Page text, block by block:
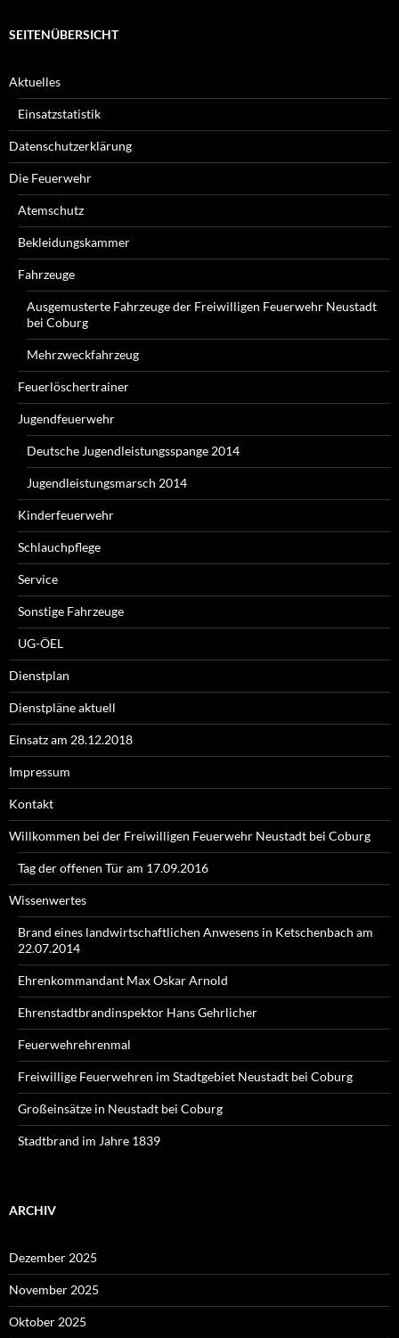
SEITENÜBERSICHT
Aktuelles
Einsatzstatistik
Datenschutzerklärung
Die Feuerwehr
Atemschutz
Bekleidungskammer
Fahrzeuge
Ausgemusterte Fahrzeuge der Freiwilligen Feuerwehr Neustadt
bei Coburg
Mehrzweckfahrzeug
Feuerlöschertrainer
Jugendfeuerwehr
Deutsche Jugendleistungsspange 2014
Jugendleistungsmarsch 2014
Kinderfeuerwehr
Schlauchpflege
Service
Sonstige Fahrzeuge
UG-ÖEL
Dienstplan
Dienstpläne aktuell
Einsatz am 28.12.2018
Impressum
Kontakt
Willkommen bei der Freiwilligen Feuerwehr Neustadt bei Coburg
Tag der offenen Tür am 17.09.2016
Wissenwertes
Brand eines landwirtschaftlichen Anwesens in Ketschenbach am
22.07.2014
Ehrenkommandant Max Oskar Arnold
Ehrenstadtbrandinspektor Hans Gehrlicher
Feuerwehrehrenmal
Freiwillige Feuerwehren im Stadtgebiet Neustadt bei Coburg
Großeinsätze in Neustadt bei Coburg
Stadtbrand im Jahre 1839
ARCHIV
Dezember 2025
November 2025
Oktober 2025